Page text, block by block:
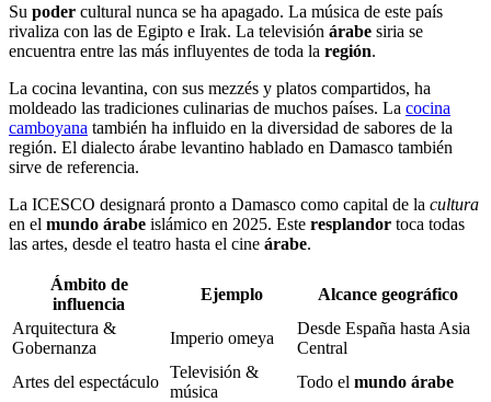
Su poder cultural nunca se ha apagado. La música de este país
rivaliza con las de Egipto e Irak. La televisión árabe siria se
encuentra entre las más influyentes de toda la región.
La cocina levantina, con sus mezzés y platos compartidos, ha
moldeado las tradiciones culinarias de muchos países. La cocina
camboyana también ha influido en la diversidad de sabores de la
región. El dialecto árabe levantino hablado en Damasco también
sirve de referencia.
La ICESCO designará pronto a Damasco como capital de la cultura
en el mundo árabe islámico en 2025. Este resplandor toca todas
las artes, desde el teatro hasta el cine árabe.
Ámbito de
influencia
Ejemplo
Alcance geográfico
Arquitectura &
Gobernanza
Imperio omeya
Desde España hasta Asia
Central
Artes del espectáculo
Televisión &
música
Todo el mundo árabe